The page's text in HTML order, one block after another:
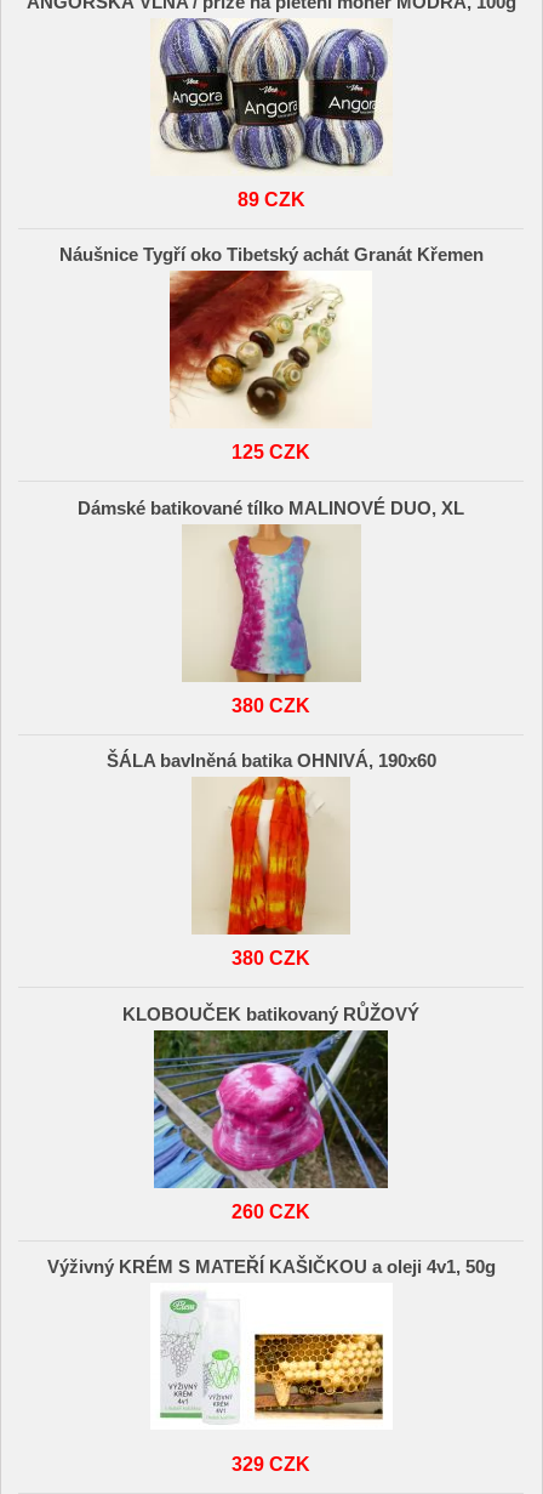
89 CZK
Náušnice Tygří oko Tibetský achát Granát Křemen
125 CZK
Dámské batikované tílko MALINOVÉ DUO, XL
380 CZK
ŠÁLA bavlněná batika OHNIVÁ, 190x60
380 CZK
KLOBOUČEK batikovaný RŮŽOVÝ
260 CZK
Výživný KRÉM S MATEŘÍ KAŠIČKOU a oleji 4v1, 50g
329 CZK